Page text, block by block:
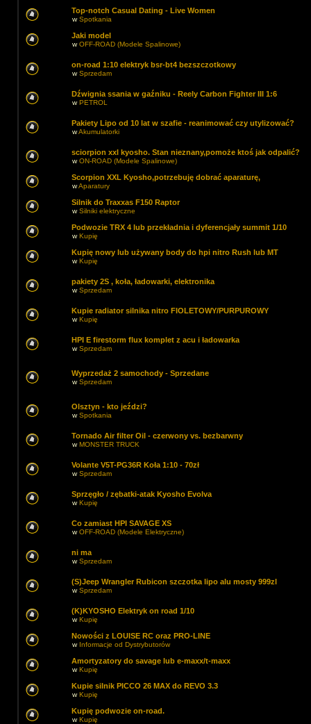
Top-notch Сasual Dating - Live Women
wSpotkania
Jaki model
wOFF-ROAD (Modele Spalinowe)
on-road 1:10 elektryk bsr-bt4 bezszczotkowy
wSprzedam
Dźwignia ssania w gaźniku - Reely Carbon Fighter III 1:6
wPETROL
Pakiety Lipo od 10 lat w szafie - reanimować czy utylizować?
wAkumulatorki
sciorpion xxl kyosho. Stan nieznany,pomoże ktoś jak odpalić?
wON-ROAD (Modele Spalinowe)
Scorpion XXL Kyosho,potrzebuję dobrać aparaturę,
wAparatury
Silnik do Traxxas F150 Raptor
wSilniki elektryczne
Podwozie TRX 4 lub przekładnia i dyferencjały summit 1/10
wKupię
Kupię nowy lub używany body do hpi nitro Rush lub MT
wKupię
pakiety 2S , koła, ładowarki, elektronika
wSprzedam
Kupie radiator silnika nitro FIOLETOWY/PURPUROWY
wKupię
HPI E firestorm flux komplet z acu i ładowarka
wSprzedam
Wyprzedaż 2 samochody - Sprzedane
wSprzedam
Olsztyn - kto jeździ?
wSpotkania
Tornado Air filter Oil - czerwony vs. bezbarwny
wMONSTER TRUCK
Volante V5T-PG36R Koła 1:10 - 70zł
wSprzedam
Sprzęgło / zębatki-atak Kyosho Evolva
wKupię
Co zamiast HPI SAVAGE XS
wOFF-ROAD (Modele Elektryczne)
ni ma
wSprzedam
(S)Jeep Wrangler Rubicon szczotka lipo alu mosty 999zl
wSprzedam
(K)KYOSHO Elektryk on road 1/10
wKupię
Nowości z LOUISE RC oraz PRO-LINE
w Informacje od Dystrybutorów
Amortyzatory do savage lub e-maxx/t-maxx
wKupię
Kupie silnik PICCO 26 MAX do REVO 3.3
wKupię
Kupię podwozie on-road.
wKupię